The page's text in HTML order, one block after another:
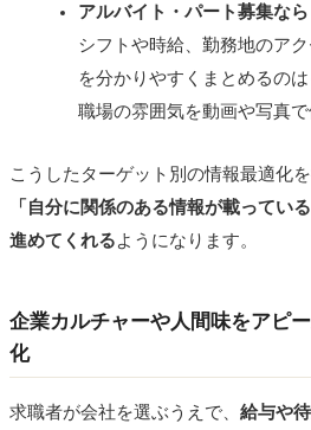
アルバイト・パート募集なら
シフトや時給、勤務地のア
を分かりやすくまとめるの
職場の雰囲気を動画や写真で
こうしたターゲット別の情報最適化を
「自分に関係のある情報が載ってい
進めてくれるようになります。
企業カルチャーや人間味をアピ
化
求職者が会社を選ぶうえで、 給与や